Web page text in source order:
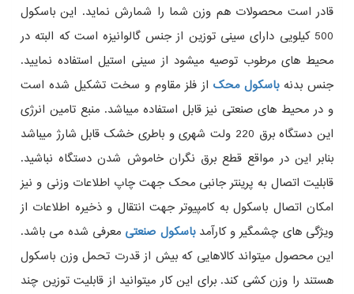
قادر است محصولات هم وزن شما را شمارش نماید. این باسکول
500 کیلویی دارای سینی توزین از جنس گالوانیزه است که البته در
محیط های مرطوب توصیه میشود از سینی استیل استفاده نمایید.
جنس بدنهباسکول محک از فلز مقاوم و سخت تشکیل شده است
و در محیط های صنعتی نیز قابل استفاده میباشد. منبع تامین انرژی
این دستگاه برق 220 ولت شهری و باطری خشک قابل شارژ میباشد
بنابر این در مواقع قطع برق نگران خاموش شدن دستگاه نباشید.
قابلیت اتصال به پرینتر جانبی محک جهت چاپ اطلاعات وزنی و نیز
امکان اتصال باسکول به کامپیوتر جهت انتقال و ذخیره اطلاعات از
ویژگی های چشمگیر و کارآمدباسکول صنعتی معرفی شده می باشد.
این محصول میتواند کالاهایی که بیش از قدرت تحمل وزن باسکول
هستند را وزن کشی کند. برای این کار میتوانید از قابلیت توزین چند